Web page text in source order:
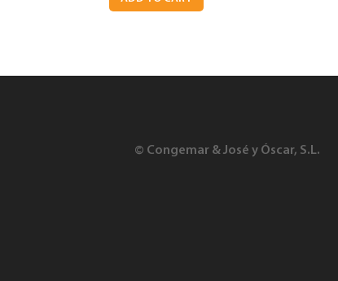
© Congemar & José y Óscar, S.L.